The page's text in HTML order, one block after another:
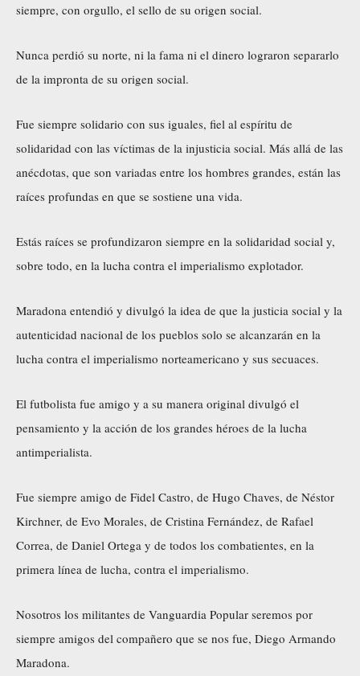
siempre, con orgullo, el sello de su origen social.
Nunca perdió su norte, ni la fama ni el dinero lograron separarlo
de la impronta de su origen social.
Fue siempre solidario con sus iguales, fiel al espíritu de
solidaridad con las víctimas de la injusticia social. Más allá de las
anécdotas, que son variadas entre los hombres grandes, están las
raíces profundas en que se sostiene una vida.
Estás raíces se profundizaron siempre en la solidaridad social y,
sobre todo, en la lucha contra el imperialismo explotador.
Maradona entendió y divulgó la idea de que la justicia social y la
autenticidad nacional de los pueblos solo se alcanzarán en la
lucha contra el imperialismo norteamericano y sus secuaces.
El futbolista fue amigo y a su manera original divulgó el
pensamiento y la acción de los grandes héroes de la lucha
antimperialista.
Fue siempre amigo de Fidel Castro, de Hugo Chaves, de Néstor
Kirchner, de Evo Morales, de Cristina Fernández, de Rafael
Correa, de Daniel Ortega y de todos los combatientes, en la
primera línea de lucha, contra el imperialismo.
Nosotros los militantes de Vanguardia Popular seremos por
siempre amigos del compañero que se nos fue, Diego Armando
Maradona.